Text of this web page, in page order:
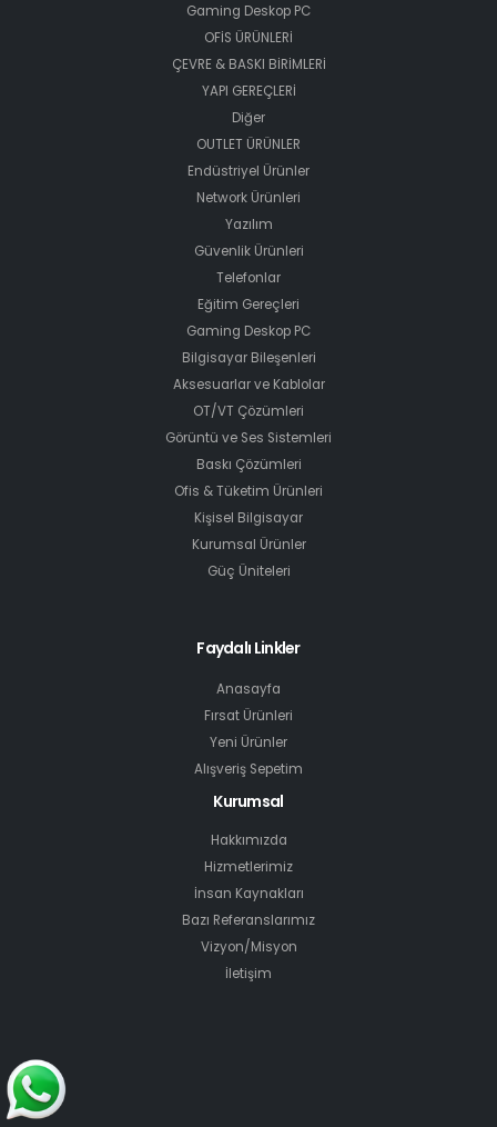
Gaming Deskop PC
OFİS ÜRÜNLERİ
ÇEVRE & BASKI BİRİMLERİ
YAPI GEREÇLERİ
Diğer
OUTLET ÜRÜNLER
Endüstriyel Ürünler
Network Ürünleri
Yazılım
Güvenlik Ürünleri
Telefonlar
Eğitim Gereçleri
Gaming Deskop PC
Bilgisayar Bileşenleri
Aksesuarlar ve Kablolar
OT/VT Çözümleri
Görüntü ve Ses Sistemleri
Baskı Çözümleri
Ofis & Tüketim Ürünleri
Kişisel Bilgisayar
Kurumsal Ürünler
Güç Üniteleri
Faydalı Linkler
Anasayfa
Fırsat Ürünleri
Yeni Ürünler
Alışveriş Sepetim
Kurumsal
Hakkımızda
Hizmetlerimiz
İnsan Kaynakları
Bazı Referanslarımız
Vizyon/Misyon
İletişim